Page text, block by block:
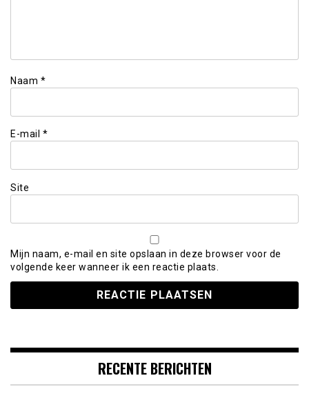
Naam *
E-mail *
Site
Mijn naam, e-mail en site opslaan in deze browser voor de
volgende keer wanneer ik een reactie plaats.
RECENTE BERICHTEN